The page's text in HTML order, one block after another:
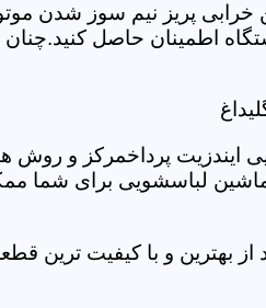
پریز نیم سوز شدن
اطمینان حاصل
پرداخمرکز و روش
لباسشویی برای شما
بهترین و با کیفیت ترین